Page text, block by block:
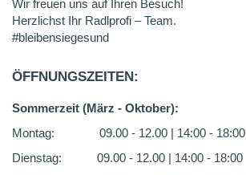
Wir freuen uns auf Ihren Besuch!
Herzlichst Ihr Radlprofi – Team.
#bleibensiegesund
ÖFFNUNGSZEITEN:
Sommerzeit (März - Oktober):
Montag: 09.00 - 12.00 | 14:00 - 18:00
Dienstag: 09.00 - 12.00 | 14:00 - 18:00